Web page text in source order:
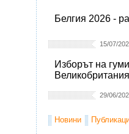
Белгия 2026 -
15/07/
Изборът на
29/06/
Новини